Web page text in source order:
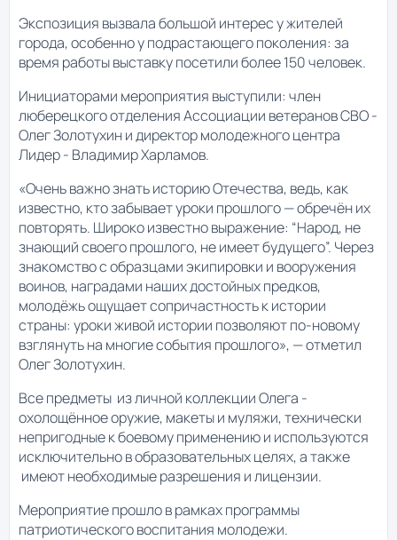
Экспозиция вызвала большой интерес у жителей
города, особенно у подрастающего поколения: за
время работы выставку посетили более 150 человек.
Инициаторами мероприятия выступили: член
люберецкого отделения Ассоциации ветеранов СВО -
Олег Золотухин и директор молодежного центра
Лидер - Владимир Харламов.
«Очень важно знать историю Отечества, ведь, как
известно, кто забывает уроки прошлого — обречён их
повторять. Широко известно выражение: “Народ, не
знающий своего прошлого, не имеет будущего”. Через
знакомство с образцами экипировки и вооружения
воинов, наградами наших достойных предков,
молодёжь ощущает сопричастность к истории
страны: уроки живой истории позволяют по-новому
взглянуть на многие события прошлого», — отметил
Олег Золотухин.
Все предметы из личной коллекции Олега -
охолощённое оружие, макеты и муляжи, технически
непригодные к боевому применению и используются
исключительно в образовательных целях, а также
имеют необходимые разрешения и лицензии.
Мероприятие прошло в рамках программы
патриотического воспитания молодежи.